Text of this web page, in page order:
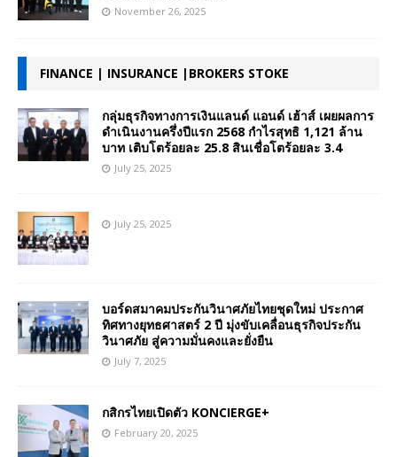
November 26, 2025
FINANCE | INSURANCE |BROKERS STOKE
กลุ่มธุรกิจทางการเงินแลนด์ แอนด์ เฮ้าส์ เผยผลการ
ดำเนินงานครึ่งปีแรก 2568 กำไรสุทธิ 1,121 ล้าน
บาท เติบโตร้อยละ 25.8 สินเชื่อโตร้อยละ 3.4
July 25, 2025
July 25, 2025
บอร์ดสมาคมประกันวินาศภัยไทยชุดใหม่ ประกาศ
ทิศทางยุทธศาสตร์ 2 ปี มุ่งขับเคลื่อนธุรกิจประกัน
วินาศภัย สู่ความมั่นคงและยั่งยืน
July 7, 2025
กสิกรไทยเปิดตัว KONCIERGE+
February 20, 2025